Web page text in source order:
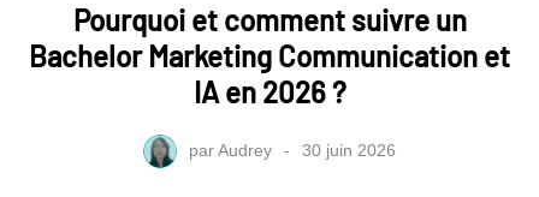
Pourquoi et comment suivre un
Bachelor Marketing Communication et
IA en 2026 ?
parAudrey 30 juin 2026